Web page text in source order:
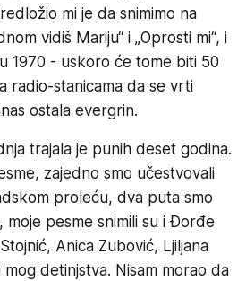
mi je da snimimo na
vidiš Mariju“ i „Oprosti mi“, i
1970 - uskoro će tome biti 50
radio-stanicama da se vrti
ostala evergrin.
trajala je punih deset godina.
zajedno smo učestvovali
proleću, dva puta smo
moje pesme snimili su i Đorđe
Anica Zubović, Ljiljana
mog detinjstva. Nisam morao da